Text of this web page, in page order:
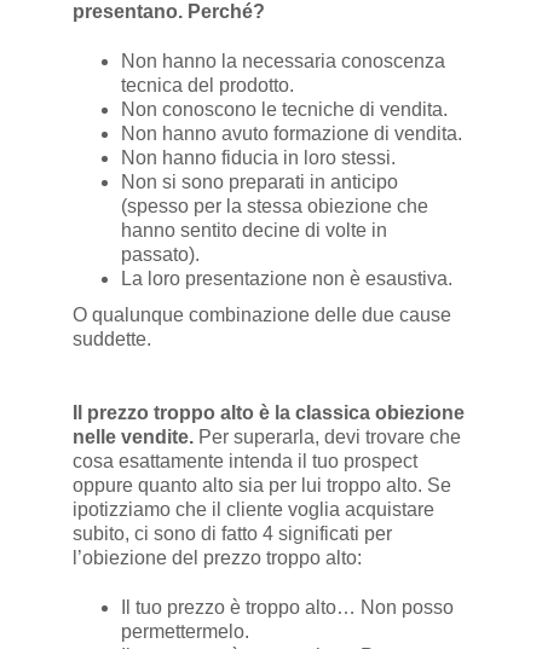
presentano. Perché?
Non hanno la necessaria conoscenza
tecnica del prodotto.
Non conoscono le tecniche di vendita.
Non hanno avuto formazione di vendita.
Non hanno fiducia in loro stessi.
Non si sono preparati in anticipo
(spesso per la stessa obiezione che
hanno sentito decine di volte in
passato).
La loro presentazione non è esaustiva.
O qualunque combinazione delle due cause
suddette.
Il prezzo troppo alto è la classica obiezione
nelle vendite.Per superarla, devi trovare che
cosa esattamente intenda il tuo prospect
oppure quanto alto sia per lui troppo alto. Se
ipotizziamo che il cliente voglia acquistare
subito, ci sono di fatto 4 significati per
l’obiezione del prezzo troppo alto:
Il tuo prezzo è troppo alto… Non posso
permettermelo.